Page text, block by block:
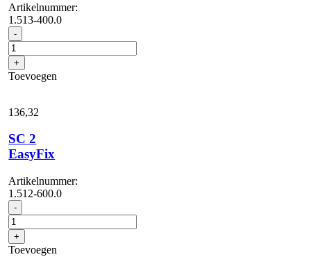
Artikelnummer:
1.513-400.0
- SC
2
Deluxe
aantal
+
Toevoegen
136,32
SC 2
EasyFix
Artikelnummer:
1.512-600.0
- SC
2
EasyFix
aantal
+
Toevoegen